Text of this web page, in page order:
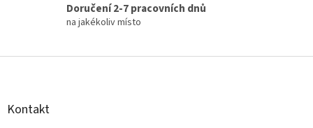
Doručení 2-7 pracovních dnů
na jakékoliv místo
Z
Kontakt